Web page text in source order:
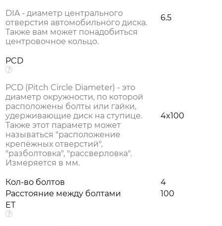
DIA - диаметр центрального
отверстия автомобильного диска.
Также вам может понадобиться
центровочное кольцо.
6.5
PCD
PCD (Pitch Circle Diameter) - это
диаметр окружности, по которой
расположены болты или гайки,
удерживающие диск на ступице.
Также этот параметр может
называться "расположение
крепёжных отверстий",
"разболтовка", "рассверловка".
Измеряется в мм.
4x100
Кол-во болтов
4
Расстояние между болтами
100
ET